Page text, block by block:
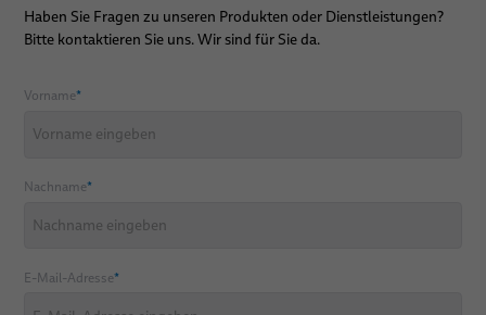
Haben Sie Fragen zu unseren Produkten oder Dienstleistungen?
Bitte kontaktieren Sie uns. Wir sind für Sie da.
Vorname*
Nachname*
E-Mail-Adresse*